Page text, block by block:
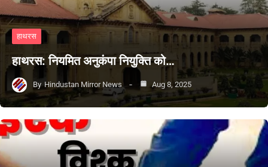
हाथरस
हाथरस: नियमित अनुकंपा नियुक्ति को…
By Hindustan Mirror News Aug 8, 2025